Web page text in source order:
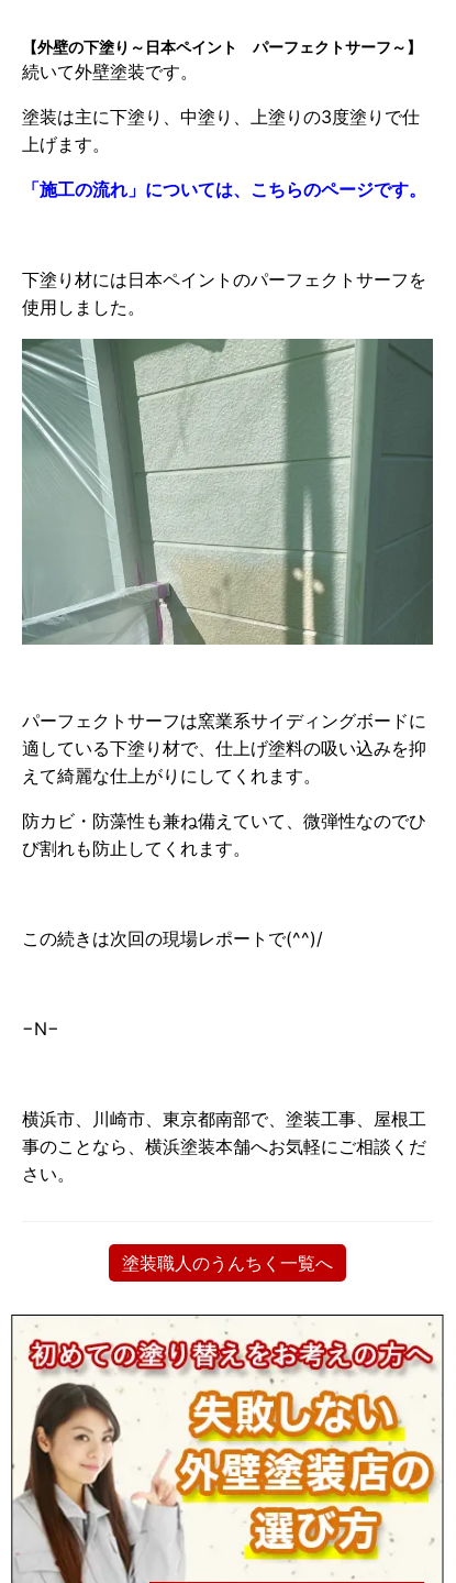
【外壁の下塗り～日本ペイント パーフェクトサーフ～】
続いて外壁塗装です。
塗装は主に下塗り、中塗り、上塗りの3度塗りで仕
上げます。
「施工の流れ」については、こちらのページです。
下塗り材には日本ペイントのパーフェクトサーフを
使用しました。
パーフェクトサーフは窯業系サイディングボードに
適している下塗り材で、仕上げ塗料の吸い込みを抑
えて綺麗な仕上がりにしてくれます。
防カビ・防藻性も兼ね備えていて、微弾性なのでひ
び割れも防止してくれます。
この続きは次回の現場レポートで(^^)/
−N−
横浜市、川崎市、東京都南部で、塗装工事、屋根工
事のことなら、横浜塗装本舗へお気軽にご相談くだ
さい。
塗装職人のうんちく一覧へ